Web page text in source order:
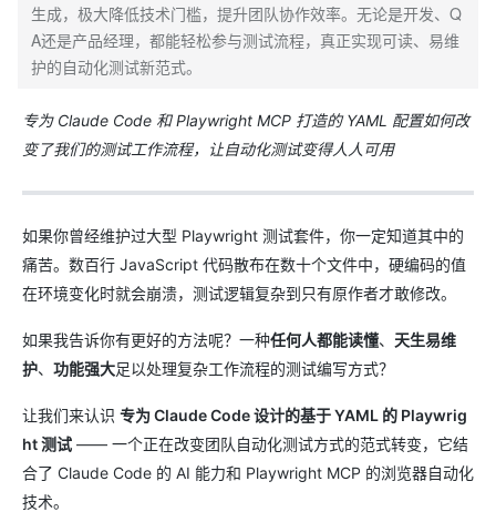
生成，极大降低技术门槛，提升团队协作效率。无论是开发、Q
A还是产品经理，都能轻松参与测试流程，真正实现可读、易维
护的自动化测试新范式。
专为 Claude Code 和 Playwright MCP 打造的 YAML 配置如何改
变了我们的测试工作流程，让自动化测试变得人人可用
如果你曾经维护过大型 Playwright 测试套件，你一定知道其中的
痛苦。数百行 JavaScript 代码散布在数十个文件中，硬编码的值
在环境变化时就会崩溃，测试逻辑复杂到只有原作者才敢修改。
如果我告诉你有更好的方法呢？一种任何人都能读懂、 天生易维
护、 功能强大足以处理复杂工作流程的测试编写方式？
让我们来认识 专为 Claude Code 设计的基于 YAML 的 Playwrig
ht 测试 —— 一个正在改变团队自动化测试方式的范式转变，它结
合了 Claude Code 的 AI 能力和 Playwright MCP 的浏览器自动化
技术。